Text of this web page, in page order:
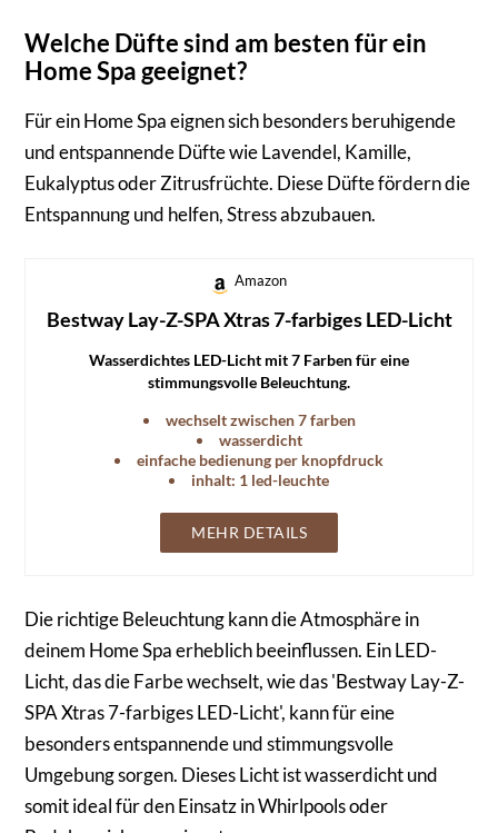
Welche Düfte sind am besten für ein
Home Spa geeignet?
Für ein Home Spa eignen sich besonders beruhigende
und entspannende Düfte wie Lavendel, Kamille,
Eukalyptus oder Zitrusfrüchte. Diese Düfte fördern die
Entspannung und helfen, Stress abzubauen.
Amazon
Bestway Lay-Z-SPA Xtras 7-farbiges LED-Licht
Wasserdichtes LED-Licht mit 7 Farben für eine
stimmungsvolle Beleuchtung.
wechselt zwischen 7 farben
wasserdicht
einfache bedienung per knopfdruck
inhalt: 1 led-leuchte
MEHR DETAILS
Die richtige Beleuchtung kann die Atmosphäre in
deinem Home Spa erheblich beeinflussen. Ein LED-
Licht, das die Farbe wechselt, wie das 'Bestway Lay-Z-
SPA Xtras 7-farbiges LED-Licht', kann für eine
besonders entspannende und stimmungsvolle
Umgebung sorgen. Dieses Licht ist wasserdicht und
somit ideal für den Einsatz in Whirlpools oder